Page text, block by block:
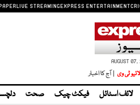
LIVE STREAMINGEXPRESS ENTERTAINMENT
AUGUST
لائیو ٹی وی | آج کا اخبار
لائف اسٹائل فیکٹ چیک صحت